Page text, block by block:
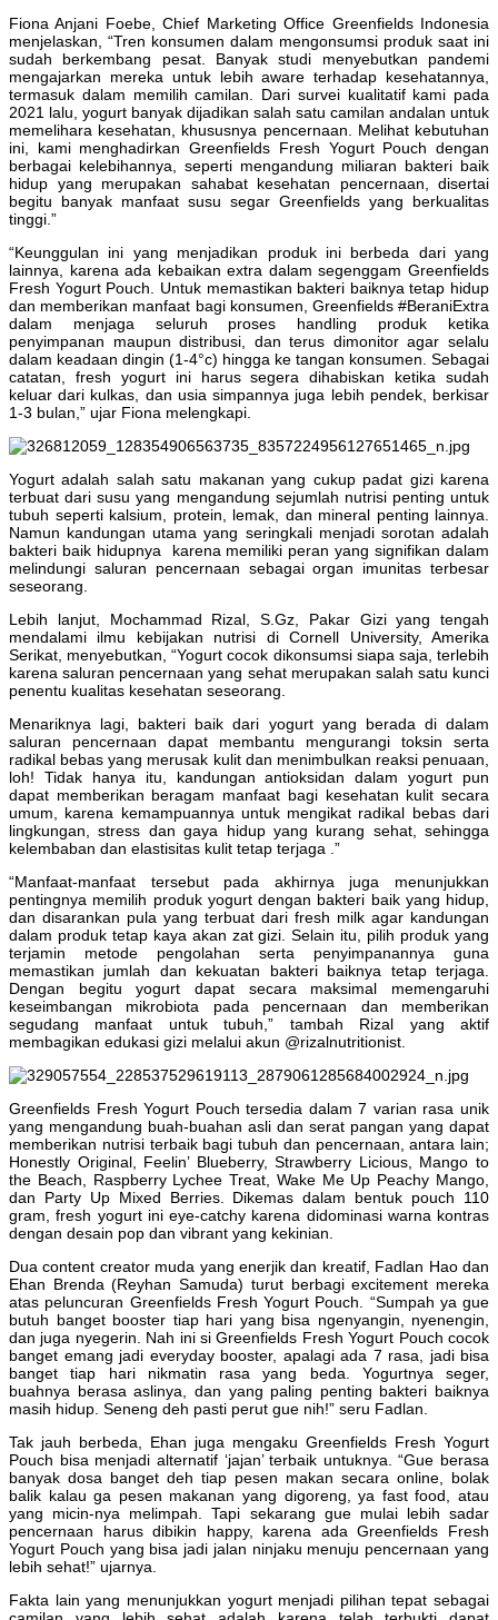
Fiona Anjani Foebe, Chief Marketing Office Greenfields Indonesia
menjelaskan, “Tren konsumen dalam mengonsumsi produk saat ini
sudah berkembang pesat. Banyak studi menyebutkan pandemi
mengajarkan mereka untuk lebih aware terhadap kesehatannya,
termasuk dalam memilih camilan. Dari survei kualitatif kami pada
2021 lalu, yogurt banyak dijadikan salah satu camilan andalan untuk
memelihara kesehatan, khususnya pencernaan. Melihat kebutuhan
ini, kami menghadirkan Greenfields Fresh Yogurt Pouch dengan
berbagai kelebihannya, seperti mengandung miliaran bakteri baik
hidup yang merupakan sahabat kesehatan pencernaan, disertai
begitu banyak manfaat susu segar Greenfields yang berkualitas
tinggi.”
“Keunggulan ini yang menjadikan produk ini berbeda dari yang
lainnya, karena ada kebaikan extra dalam segenggam Greenfields
Fresh Yogurt Pouch. Untuk memastikan bakteri baiknya tetap hidup
dan memberikan manfaat bagi konsumen, Greenfields #BeraniExtra
dalam menjaga seluruh proses handling produk ketika
penyimpanan maupun distribusi, dan terus dimonitor agar selalu
dalam keadaan dingin (1-4°c) hingga ke tangan konsumen. Sebagai
catatan, fresh yogurt ini harus segera dihabiskan ketika sudah
keluar dari kulkas, dan usia simpannya juga lebih pendek, berkisar
1-3 bulan,” ujar Fiona melengkapi.
Yogurt adalah salah satu makanan yang cukup padat gizi karena
terbuat dari susu yang mengandung sejumlah nutrisi penting untuk
tubuh seperti kalsium, protein, lemak, dan mineral penting lainnya.
Namun kandungan utama yang seringkali menjadi sorotan adalah
bakteri baik hidupnya karena memiliki peran yang signifikan dalam
melindungi saluran pencernaan sebagai organ imunitas terbesar
seseorang.
Lebih lanjut, Mochammad Rizal, S.Gz, Pakar Gizi yang tengah
mendalami ilmu kebijakan nutrisi di Cornell University, Amerika
Serikat, menyebutkan, “Yogurt cocok dikonsumsi siapa saja, terlebih
karena saluran pencernaan yang sehat merupakan salah satu kunci
penentu kualitas kesehatan seseorang.
Menariknya lagi, bakteri baik dari yogurt yang berada di dalam
saluran pencernaan dapat membantu mengurangi toksin serta
radikal bebas yang merusak kulit dan menimbulkan reaksi penuaan,
loh! Tidak hanya itu, kandungan antioksidan dalam yogurt pun
dapat memberikan beragam manfaat bagi kesehatan kulit secara
umum, karena kemampuannya untuk mengikat radikal bebas dari
lingkungan, stress dan gaya hidup yang kurang sehat, sehingga
kelembaban dan elastisitas kulit tetap terjaga .”
“Manfaat-manfaat tersebut pada akhirnya juga menunjukkan
pentingnya memilih produk yogurt dengan bakteri baik yang hidup,
dan disarankan pula yang terbuat dari fresh milk agar kandungan
dalam produk tetap kaya akan zat gizi. Selain itu, pilih produk yang
terjamin metode pengolahan serta penyimpanannya guna
memastikan jumlah dan kekuatan bakteri baiknya tetap terjaga.
Dengan begitu yogurt dapat secara maksimal memengaruhi
keseimbangan mikrobiota pada pencernaan dan memberikan
segudang manfaat untuk tubuh,” tambah Rizal yang aktif
membagikan edukasi gizi melalui akun @rizalnutritionist.
Greenfields Fresh Yogurt Pouch tersedia dalam 7 varian rasa unik
yang mengandung buah-buahan asli dan serat pangan yang dapat
memberikan nutrisi terbaik bagi tubuh dan pencernaan, antara lain;
Honestly Original, Feelin’ Blueberry, Strawberry Licious, Mango to
the Beach, Raspberry Lychee Treat, Wake Me Up Peachy Mango,
dan Party Up Mixed Berries. Dikemas dalam bentuk pouch 110
gram, fresh yogurt ini eye-catchy karena didominasi warna kontras
dengan desain pop dan vibrant yang kekinian.
Dua content creator muda yang enerjik dan kreatif, Fadlan Hao dan
Ehan Brenda (Reyhan Samuda) turut berbagi excitement mereka
atas peluncuran Greenfields Fresh Yogurt Pouch. “Sumpah ya gue
butuh banget booster tiap hari yang bisa ngenyangin, nyenengin,
dan juga nyegerin. Nah ini si Greenfields Fresh Yogurt Pouch cocok
banget emang jadi everyday booster, apalagi ada 7 rasa, jadi bisa
banget tiap hari nikmatin rasa yang beda. Yogurtnya seger,
buahnya berasa aslinya, dan yang paling penting bakteri baiknya
masih hidup. Seneng deh pasti perut gue nih!” seru Fadlan.
Tak jauh berbeda, Ehan juga mengaku Greenfields Fresh Yogurt
Pouch bisa menjadi alternatif ‘jajan’ terbaik untuknya. “Gue berasa
banyak dosa banget deh tiap pesen makan secara online, bolak
balik kalau ga pesen makanan yang digoreng, ya fast food, atau
yang micin-nya melimpah. Tapi sekarang gue mulai lebih sadar
pencernaan harus dibikin happy, karena ada Greenfields Fresh
Yogurt Pouch yang bisa jadi jalan ninjaku menuju pencernaan yang
lebih sehat!” ujarnya.
Fakta lain yang menunjukkan yogurt menjadi pilihan tepat sebagai